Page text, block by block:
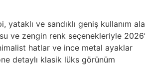
ve sandıklı geniş kullanım
ve zengin renk seçenekleriyle
hatlar ve ince metal ayaklar
detaylı klasik lüks görünüm